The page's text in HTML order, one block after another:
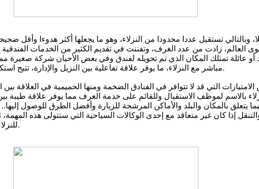
وبالتالي تستقبل عددا محدودا من النزلاء، وهو ما يجعلها أكثر هدوءا وأقل
زادت من عدد الغرف، وتفننت في تقديم الكثير من الخدمات
أو عائلة تمتلك المكان الذي تم تحويله لفندق وفي بعض الأحيان شركة
مباشر مع النزلاء، ما يوفر علاقة تفاعلية بين النزيل والإدارة، تتيح استكشاف وتقييم رؤية النزلاء ومدى رضاهم عن الخدمة المقدمة في المكان.
التي قد لا تتوافر في الفنادق الضخمة ومنها الحميمية في العلاقة
بالاسم لموظف الاستقبال وللقائم على خدمة الغرف مما يوفر علاقة
يتعلق بالمكان والبلد والأماكن المرشحة للزيارة وأفضل الطرق للوصول
إذا كان غير متعاقد مع إحدى الوكالات السياحية التي ستتولى هذه
للنزلاء الاستمتاع بتناول إفطارهم في شرفة الفندق المطلة على أجواء المدينة.